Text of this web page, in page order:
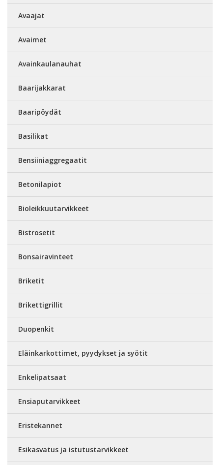
Avaajat
Avaimet
Avainkaulanauhat
Baarijakkarat
Baaripöydät
Basilikat
Bensiiniaggregaatit
Betonilapiot
Bioleikkuutarvikkeet
Bistrosetit
Bonsairavinteet
Briketit
Brikettigrillit
Duopenkit
Eläinkarkottimet, pyydykset ja syötit
Enkelipatsaat
Ensiaputarvikkeet
Eristekannet
Esikasvatus ja istutustarvikkeet